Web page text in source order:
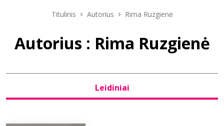
Leidiniai
Titulinis Autorius Rima Ruzgienė
Autorius : Rima Ruzgienė
Leidiniai